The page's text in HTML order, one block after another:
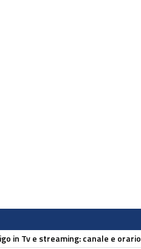
in Tv e streaming: canale e orario